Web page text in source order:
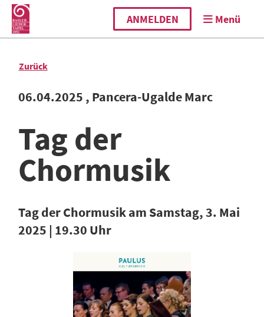
ANMELDEN Menü
Zurück
06.04.2025 , Pancera-Ugalde Marc
Tag der
Chormusik
Tag der Chormusik am Samstag, 3. Mai
2025 | 19.30 Uhr